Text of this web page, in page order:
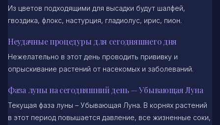
Из цветов подходящими для высадки будут шалфей,
гвоздика, флокс, настурция, гладиолус, ирис, пион.
Неудачные процедуры для сегодняшнего дня
Нежелательно в этот день проводить прививку и
опрыскивание растений от насекомых и заболеваний.
Фаза луны на сегодняшний день — Убывающая Луна
Текущая фаза луны – Убывающая Луна. В корнях растений
в этот период повышается давление, все жизненные соки,